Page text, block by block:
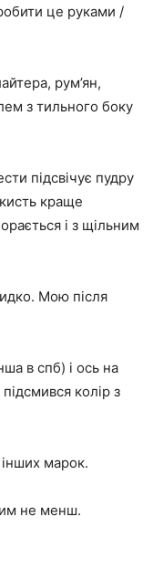
це руками /
рум’ян,
з тильного боку
підсвічує пудру
краще
і з щільним
Мою після
в спб) і ось на
колір з
марок.
не менш.